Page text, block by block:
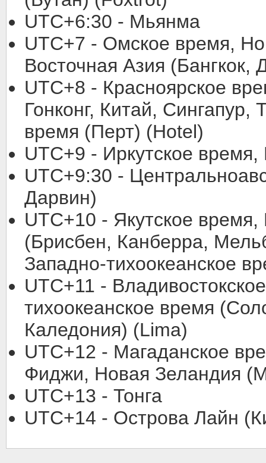
UTC+6:30 - Мьянма
UTC+7 - Омское время,
Восточная Азия (Бангкок,
UTC+8 - Красноярское
Гонконг, Китай, Сингапур,
время (Перт) (Hotel)
UTC+9 - Иркутское
UTC+9:30 -
Дарвин)
UTC+10 - Якутское
(Брисбен, Канберра,
Западно-тихоокеанское
UTC+11 -
тихоокеанское время
Каледония) (Lima)
UTC+12 - Магаданское
Фиджи, Новая Зеландия
UTC+13 - Тонга
UTC+14 - Острова Лайн